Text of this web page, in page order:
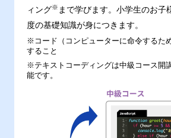
ィング※ まで学びます。小学生のお子
度の基礎知識が身につきます。
※コード（コンピューターに命令するた
すること
※テキストコーディングは中級コース開
能です。